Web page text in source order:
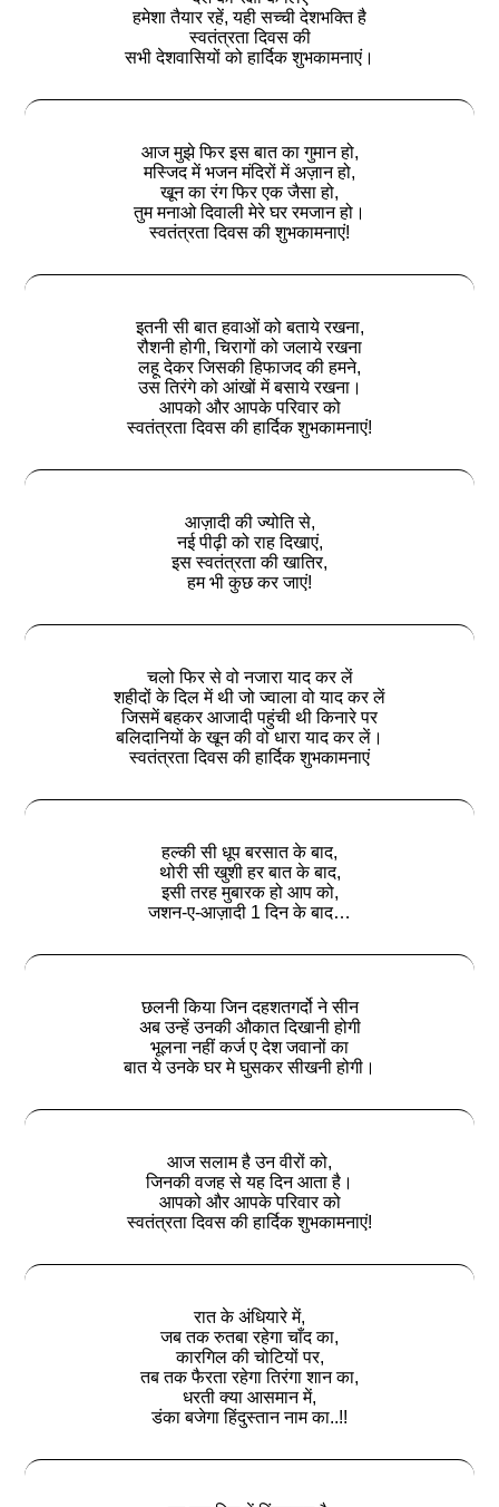
हमेशा तैयार रहें, यही सच्ची देशभक्ति है
स्वतंत्रता दिवस की
सभी देशवासियों को हार्दिक शुभकामनाएं।
आज मुझे फिर इस बात का गुमान हो,
मस्जिद में भजन मंदिरों में अज़ान हो,
खून का रंग फिर एक जैसा हो,
तुम मनाओ दिवाली मेरे घर रमजान हो।
स्वतंत्रता दिवस की शुभकामनाएं!
इतनी सी बात हवाओं को बताये रखना,
रौशनी होगी, चिरागों को जलाये रखना
लहू देकर जिसकी हिफाजद की हमने,
उस तिरंगे को आंखों में बसाये रखना।
आपको और आपके परिवार को
स्वतंत्रता दिवस की हार्दिक शुभकामनाएं!
आज़ादी की ज्योति से,
नई पीढ़ी को राह दिखाएं,
इस स्वतंत्रता की खातिर,
हम भी कुछ कर जाएं!
चलो फिर से वो नजारा याद कर लें
शहीदों के दिल में थी जो ज्वाला वो याद कर लें
जिसमें बहकर आजादी पहुंची थी किनारे पर
बलिदानियों के खून की वो धारा याद कर लें।
स्वतंत्रता दिवस की हार्दिक शुभकामनाएं
हल्की सी धूप बरसात के बाद,
थोरी सी खुशी हर बात के बाद,
इसी तरह मुबारक हो आप को,
जशन-ए-आज़ादी 1 दिन के बाद…
छलनी किया जिन दहशतगर्दो ने सीन
अब उन्हें उनकी औकात दिखानी होगी
भूलना नहीं कर्ज ए देश जवानों का
बात ये उनके घर मे घुसकर सीखनी होगी।
आज सलाम है उन वीरों को,
जिनकी वजह से यह दिन आता है।
आपको और आपके परिवार को
स्वतंत्रता दिवस की हार्दिक शुभकामनाएं!
रात के अंधियारे में,
जब तक रुतबा रहेगा चाँद का,
कारगिल की चोटियों पर,
तब तक फैरता रहेगा तिरंगा शान का,
धरती क्या आसमान में,
डंका बजेगा हिंदुस्तान नाम का..!!